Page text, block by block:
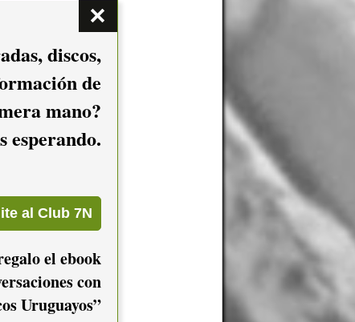
discos,
de
mano?
esperando.
el ebook
con
Uruguayos”